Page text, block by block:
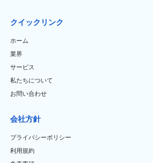
クイックリンク
ホーム
業界
サービス
私たちについて
お問い合わせ
会社方針
プライバシーポリシー
利用規約